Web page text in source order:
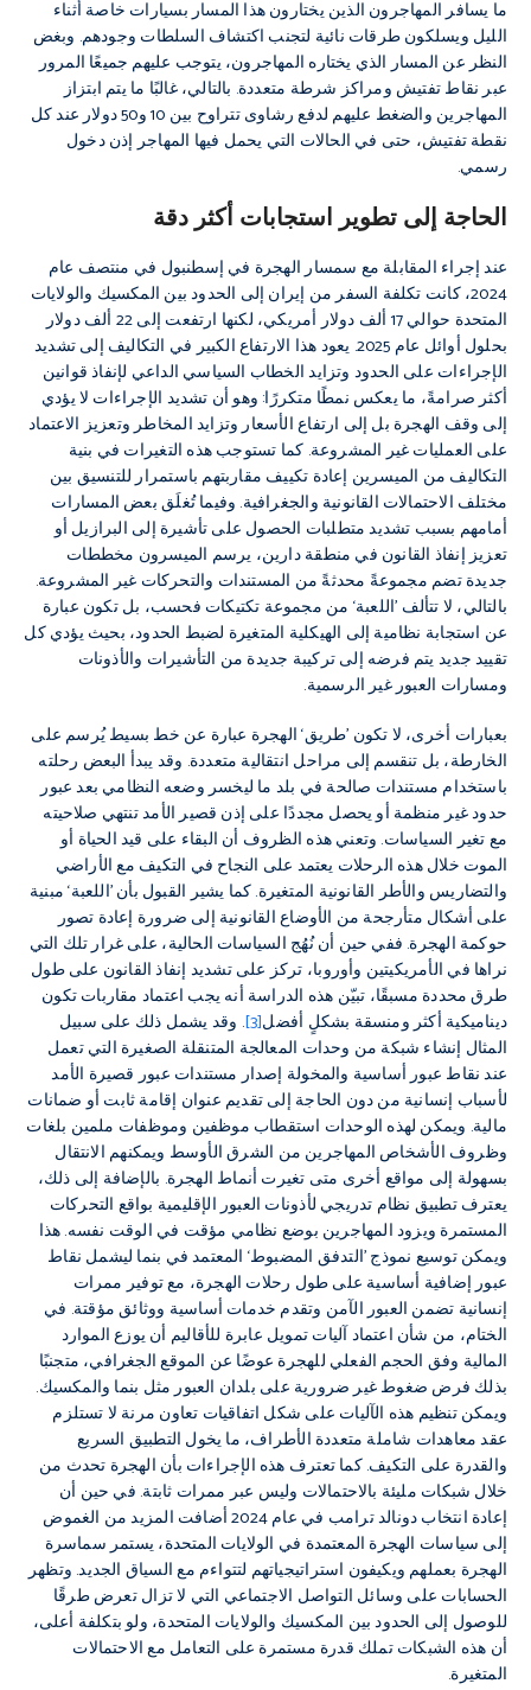
ما يسافر المهاجرون الذين يختارون هذا المسار بسيارات خاصة أثناء
الليل ويسلكون طرقات نائية لتجنب اكتشاف السلطات وجودهم. وبغض
النظر عن المسار الذي يختاره المهاجرون، يتوجب عليهم جميعًا المرور
عبر نقاط تفتيش ومراكز شرطة متعددة. بالتالي، غالبًا ما يتم ابتزاز
المهاجرين والضغط عليهم لدفع رشاوى تتراوح بين 10 و50 دولار عند كل
نقطة تفتيش، حتى في الحالات التي يحمل فيها المهاجر إذن دخول
رسمي.
الحاجة إلى تطوير استجابات أكثر دقة
عند إجراء المقابلة مع سمسار الهجرة في إسطنبول في منتصف عام
2024، كانت تكلفة السفر من إيران إلى الحدود بين المكسيك والولايات
المتحدة حوالي 17 ألف دولار أمريكي، لكنها ارتفعت إلى 22 ألف دولار
بحلول أوائل عام 2025. يعود هذا الارتفاع الكبير في التكاليف إلى تشديد
الإجراءات على الحدود وتزايد الخطاب السياسي الداعي لإنفاذ قوانين
أكثر صرامةً، ما يعكس نمطًا متكررًا: وهو أن تشديد الإجراءات لا يؤدي
إلى وقف الهجرة بل إلى ارتفاع الأسعار وتزايد المخاطر وتعزيز الاعتماد
على العمليات غير المشروعة. كما تستوجب هذه التغيرات في بنية
التكاليف من الميسرين إعادة تكييف مقاربتهم باستمرار للتنسيق بين
مختلف الاحتمالات القانونية والجغرافية. وفيما تُغلَق بعض المسارات
أمامهم بسبب تشديد متطلبات الحصول على تأشيرة إلى البرازيل أو
تعزيز إنفاذ القانون في منطقة دارين، يرسم الميسرون مخططات
جديدة تضم مجموعةً محدثةً من المستندات والتحركات غير المشروعة.
بالتالي، لا تتألف ’اللعبة‘ من مجموعة تكتيكات فحسب، بل تكون عبارة
عن استجابة نظامية إلى الهيكلية المتغيرة لضبط الحدود، بحيث يؤدي كل
تقييد جديد يتم فرضه إلى تركيبة جديدة من التأشيرات والأذونات
ومسارات العبور غير الرسمية.
بعبارات أخرى، لا تكون ’طريق‘ الهجرة عبارة عن خط بسيط يُرسم على
الخارطة، بل تنقسم إلى مراحل انتقالية متعددة. وقد يبدأ البعض رحلته
باستخدام مستندات صالحة في بلد ما ليخسر وضعه النظامي بعد عبور
حدود غير منظمة أو يحصل مجددًا على إذن قصير الأمد تنتهي صلاحيته
مع تغير السياسات. وتعني هذه الظروف أن البقاء على قيد الحياة أو
الموت خلال هذه الرحلات يعتمد على النجاح في التكيف مع الأراضي
والتضاريس والأطر القانونية المتغيرة. كما يشير القبول بأن ’اللعبة‘ مبنية
على أشكال متأرجحة من الأوضاع القانونية إلى ضرورة إعادة تصور
حوكمة الهجرة. ففي حين أن نُهُج السياسات الحالية، على غرار تلك التي
نراها في الأمريكيتين وأوروبا، تركز على تشديد إنفاذ القانون على طول
طرق محددة مسبقًا، تبيّن هذه الدراسة أنه يجب اعتماد مقاربات تكون
ديناميكية أكثر ومنسقة بشكلٍ أفضل[3] . وقد يشمل ذلك على سبيل
المثال إنشاء شبكة من وحدات المعالجة المتنقلة الصغيرة التي تعمل
عند نقاط عبور أساسية والمخولة إصدار مستندات عبور قصيرة الأمد
لأسباب إنسانية من دون الحاجة إلى تقديم عنوان إقامة ثابت أو ضمانات
مالية. ويمكن لهذه الوحدات استقطاب موظفين وموظفات ملمين بلغات
وظروف الأشخاص المهاجرين من الشرق الأوسط ويمكنهم الانتقال
بسهولة إلى مواقع أخرى متى تغيرت أنماط الهجرة. بالإضافة إلى ذلك،
يعترف تطبيق نظام تدريجي لأذونات العبور الإقليمية بواقع التحركات
المستمرة ويزود المهاجرين بوضع نظامي مؤقت في الوقت نفسه. هذا
ويمكن توسيع نموذج ’التدفق المضبوط‘ المعتمد في بنما ليشمل نقاط
عبور إضافية أساسية على طول رحلات الهجرة، مع توفير ممرات
إنسانية تضمن العبور الآمن وتقدم خدمات أساسية ووثائق مؤقتة. في
الختام، من شأن اعتماد آليات تمويل عابرة للأقاليم أن يوزع الموارد
المالية وفق الحجم الفعلي للهجرة عوضًا عن الموقع الجغرافي، متجنبًا
بذلك فرض ضغوط غير ضرورية على بلدان العبور مثل بنما والمكسيك.
ويمكن تنظيم هذه الآليات على شكل اتفاقيات تعاون مرنة لا تستلزم
عقد معاهدات شاملة متعددة الأطراف، ما يخول التطبيق السريع
والقدرة على التكيف. كما تعترف هذه الإجراءات بأن الهجرة تحدث من
خلال شبكات مليئة بالاحتمالات وليس عبر ممرات ثابتة. في حين أن
إعادة انتخاب دونالد ترامب في عام 2024 أضافت المزيد من الغموض
إلى سياسات الهجرة المعتمدة في الولايات المتحدة، يستمر سماسرة
الهجرة بعملهم ويكيفون استراتيجياتهم لتتواءم مع السياق الجديد. وتظهر
الحسابات على وسائل التواصل الاجتماعي التي لا تزال تعرض طرقًا
للوصول إلى الحدود بين المكسيك والولايات المتحدة، ولو بتكلفة أعلى،
أن هذه الشبكات تملك قدرة مستمرة على التعامل مع الاحتمالات
المتغيرة.